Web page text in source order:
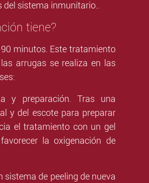
sistema inmunitario..
tiene?
minutos. Este tratamiento
arrugas se realiza en las
y preparación. Tras una
y del escote para preparar
el tratamiento con un gel
la oxigenación de
sistema de peeling de nueva